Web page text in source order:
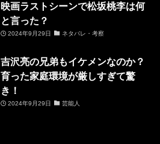
映画ラストシーンで松坂桃李は何
と言った？
2024年9月29日 ネタバレ・考察
吉沢亮の兄弟もイケメンなのか？
育った家庭環境が厳しすぎて驚
き！
2024年9月29日 芸能人